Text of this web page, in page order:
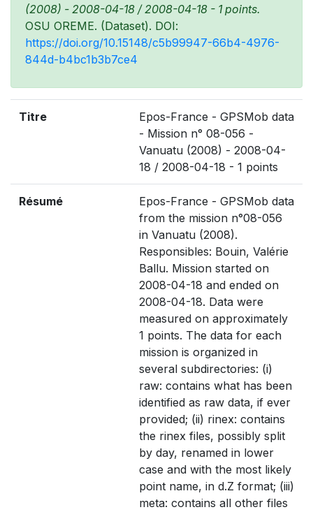
(2008) - 2008-04-18 / 2008-04-18 - 1 points.
OSU OREME. (Dataset). DOI:
https://doi.org/10.15148/c5b99947-66b4-4976-
844d-b4bc1b3b7ce4
Titre
Epos-France - GPSMob data
- Mission n° 08-056 -
Vanuatu (2008) - 2008-04-
18 / 2008-04-18 - 1 points
Résumé
Epos-France - GPSMob data
from the mission n°08-056
in Vanuatu (2008).
Responsibles: Bouin, Valérie
Ballu. Mission started on
2008-04-18 and ended on
2008-04-18. Data were
measured on approximately
1 points. The data for each
mission is organized in
several subdirectories: (i)
raw: contains what has been
identified as raw data, if ever
provided; (ii) rinex: contains
the rinex files, possibly split
by day, renamed in lower
case and with the most likely
point name, in d.Z format; (iii)
meta: contains all other files